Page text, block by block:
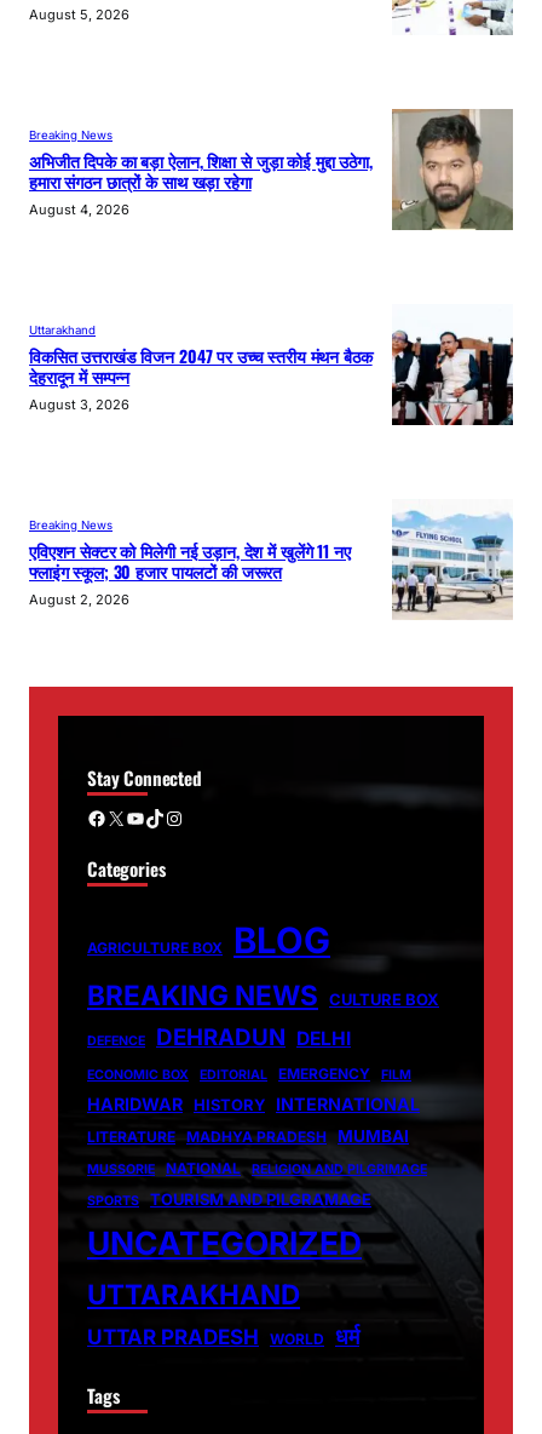
August 5, 2026
Breaking News
अभिजीत दिपके का बड़ा ऐलान, शिक्षा से जुड़ा कोई मुद्दा उठेगा,
हमारा संगठन छात्रों के साथ खड़ा रहेगा
August 4, 2026
Uttarakhand
विकसित उत्तराखंड विजन 2047 पर उच्च स्तरीय मंथन बैठक
देहरादून में सम्पन्न
August 3, 2026
Breaking News
एविएशन सेक्टर को मिलेगी नई उड़ान, देश में खुलेंगे 11 नए
फ्लाइंग स्कूल; 30 हजार पायलटों की जरूरत
August 2, 2026
Stay Connected
Facebook X YouTube TikTok Instagram
Categories
AGRICULTURE BOX BLOG
BREAKING NEWS CULTURE BOX
DEFENCE DEHRADUN DELHI
ECONOMIC BOX EDITORIAL EMERGENCY FILM
HARIDWAR HISTORY INTERNATIONAL
LITERATURE MADHYA PRADESH MUMBAI
MUSSORIE NATIONAL
RELIGION AND PILGRIMAGE
SPORTS
TOURISM AND PILGRAMAGE
UNCATEGORIZED
UTTARAKHAND
UTTAR PRADESH WORLD धर्म
Tags